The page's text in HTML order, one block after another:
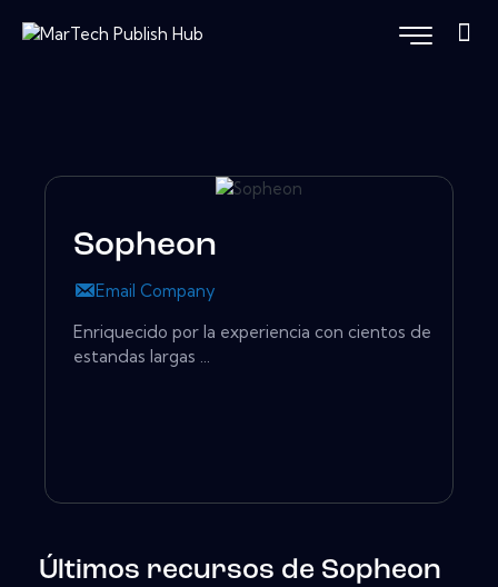
Sopheon
Email Company
Enriquecido por la experiencia con cientos de
estandas largas ...
Últimos recursos de Sopheon